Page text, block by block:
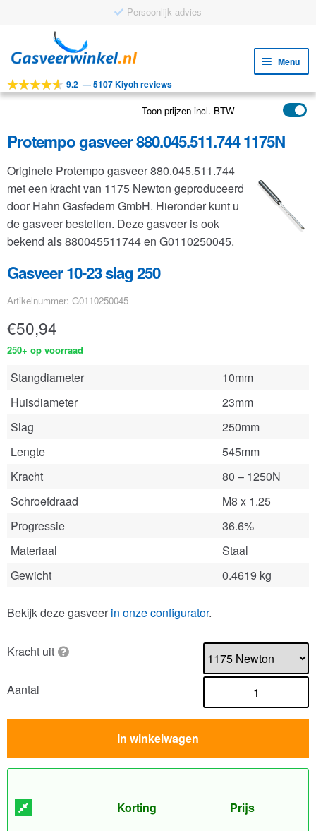
Persoonlijk advies
door
navigatie
naar
inhoud
Menu
Tools
Toepassingen
Klantenservice
FAQ
9.2 —5107 Kiyoh reviews
Toon prijzen incl. BTW
Protempo gasveer 880.045.511.744 1175N
Originele Protempo gasveer 880.045.511.744
met een kracht van 1175 Newton geproduceerd
door Hahn Gasfedern GmbH. Hieronder kunt u
de gasveer bestellen. Deze gasveer is ook
bekend als 880045511744 en G0110250045.
Gasveer 10-23 slag 250
Artikelnummer: G0110250045
€50,94
250+ op voorraad
Stangdiameter
10mm
Huisdiameter
23mm
Slag
250mm
Lengte
545mm
Kracht
80 – 1250N
Schroefdraad
M8 x 1.25
Progressie
36.6%
Materiaal
Staal
Gewicht
0.4619 kg
Bekijk deze gasveer in onze configurator.
Kracht uit
Aantal
In winkelwagen
Korting Prijs